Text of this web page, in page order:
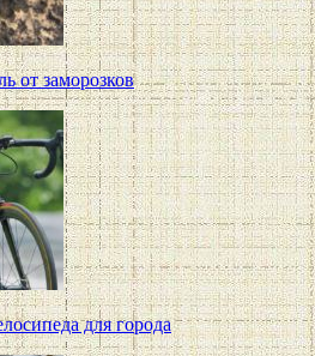
от заморозков
для города